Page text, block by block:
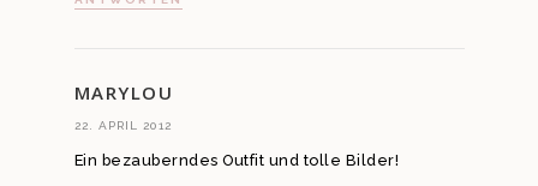
MARYLOU
22. APRIL 2012
Ein bezauberndes Outfit und tolle Bilder!